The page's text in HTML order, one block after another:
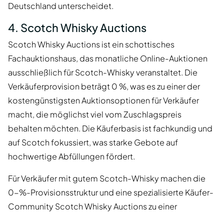
Deutschland unterscheidet.
4. Scotch Whisky Auctions
Scotch Whisky Auctions ist ein schottisches
Fachauktionshaus, das monatliche Online-Auktionen
ausschließlich für Scotch-Whisky veranstaltet. Die
Verkäuferprovision beträgt 0 %, was es zu einer der
kostengünstigsten Auktionsoptionen für Verkäufer
macht, die möglichst viel vom Zuschlagspreis
behalten möchten. Die Käuferbasis ist fachkundig und
auf Scotch fokussiert, was starke Gebote auf
hochwertige Abfüllungen fördert.
Für Verkäufer mit gutem Scotch-Whisky machen die
0-%-Provisionsstruktur und eine spezialisierte Käufer-
Community Scotch Whisky Auctions zu einer